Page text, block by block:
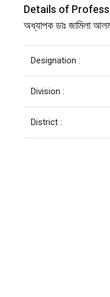
Details of
অধ্যাপক ডাঃ জামিলা
Designation :
Division :
District :